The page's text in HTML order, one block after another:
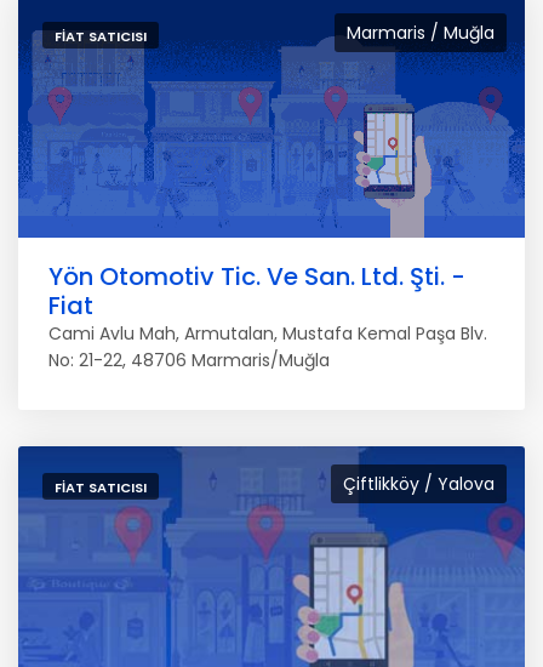
Marmaris / Muğla
FIAT SATICISI
Yön Otomotiv Tic. Ve San. Ltd. Şti. -
Fiat
Cami Avlu Mah, Armutalan, Mustafa Kemal Paşa Blv.
No: 21-22, 48706 Marmaris/Muğla
Çiftlikköy / Yalova
FIAT SATICISI